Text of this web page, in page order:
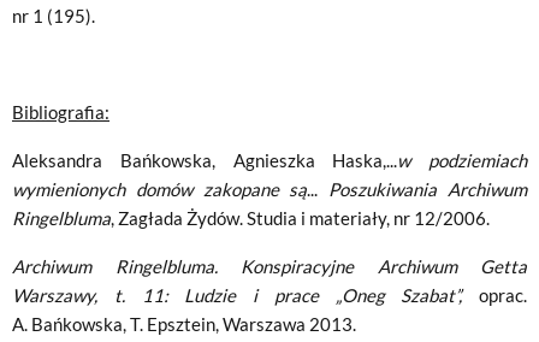
nr 1 (195).
Bibliografia:
Aleksandra Bańkowska, Agnieszka Haska,...w podziemiach
wymienionych domów zakopane są... Poszukiwania Archiwum
Ringelbluma, Zagłada Żydów. Studia i materiały, nr 12/2006.
Archiwum Ringelbluma. Konspiracyjne Archiwum Getta
Warszawy, t. 11: Ludzie i prace „Oneg Szabat”, oprac.
A. Bańkowska, T. Epsztein, Warszawa 2013.